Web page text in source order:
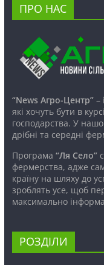
ПРО НАС
“News Агро-Центр”–
які хочуть бути в
господарства. У
дрібні та середні
Програма “Ля Село”
фермерства, адже
країну на шляху до
зроблять усе, щоб
максимально
РОЗДІЛИ